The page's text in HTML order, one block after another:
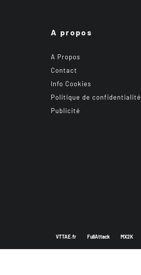
A propos
A Propos
Contact
Info Cookies
Politique de confidentialité
Publicité
VTTAE.fr FullAttack MX2K